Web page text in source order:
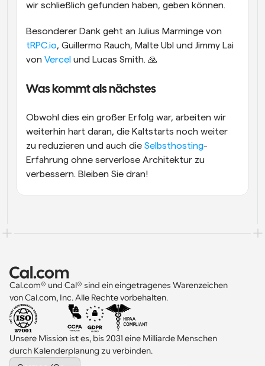
wir schließlich gefunden haben, geben können.
tRPC.io, Guillermo Rauch, Malte Ubl und Jimmy Lai
von Vercel und Lucas Smith. 🙏
Was kommt als nächstes
Obwohl dies ein großer Erfolg war, arbeiten wir
weiterhin hart daran, die Kaltstarts noch weiter
zu reduzieren und auch die Selbsthosting-
Erfahrung ohne serverlose Architektur zu
verbessern. Bleiben Sie dran!
Cal.com® und Cal® sind ein eingetragenes Warenzeichen
von Cal.com, Inc. Alle Rechte vorbehalten.
Unsere Mission ist es, bis 2031 eine Milliarde Menschen
durch Kalenderplanung zu verbinden.
Select Language